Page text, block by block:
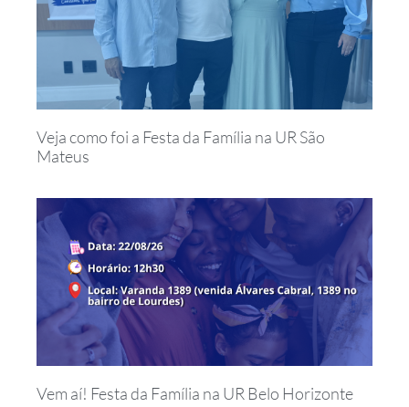
Veja como foi a Festa da Família na UR São
Mateus
Vem aí! Festa da Família na UR Belo Horizonte